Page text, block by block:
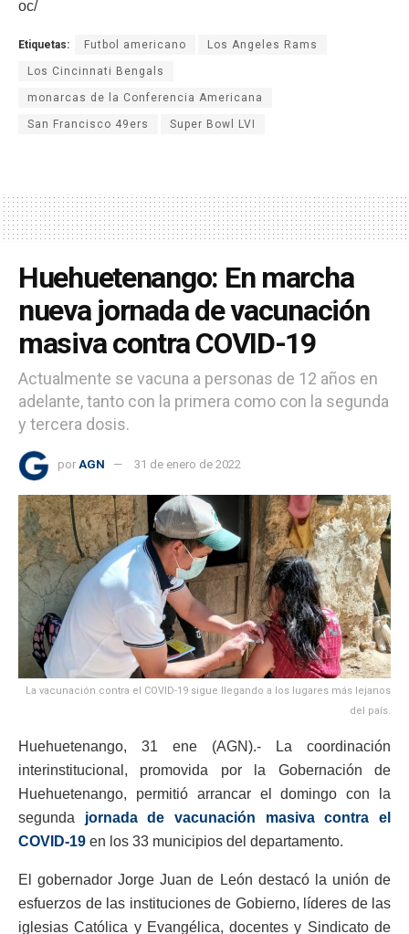
oc/
Etiquetas: Futbol americano Los Angeles Rams
Los Cincinnati Bengals
monarcas de la Conferencia Americana
San Francisco 49ers Super Bowl LVI
Huehuetenango: En marcha
nueva jornada de vacunación
masiva contra COVID-19
Actualmente se vacuna a personas de 12 años en
adelante, tanto con la primera como con la segunda
y tercera dosis.
por AGN 31 de enero de 2022
La vacunación contra el COVID-19 sigue llegando a los lugares más lejanos
del país.
Huehuetenango, 31 ene (AGN).- La coordinación
interinstitucional, promovida por la Gobernación de
Huehuetenango, permitió arrancar el domingo con la
segunda jornada de vacunación masiva contra el
COVID-19 en los 33 municipios del departamento.
El gobernador Jorge Juan de León destacó la unión de
esfuerzos de las instituciones de Gobierno, líderes de las
iglesias Católica y Evangélica, docentes y Sindicato de